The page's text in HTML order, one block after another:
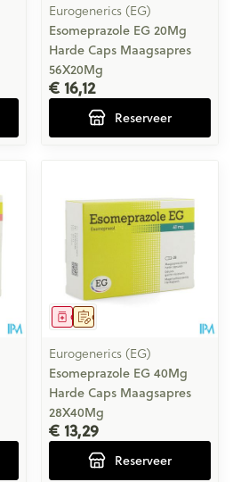
Eurogenerics (EG)
Esomeprazole EG 20Mg
Harde Caps Maagsapres
56X20Mg
€ 16,12
Reserveer
Op voorschrift
Geneesmiddel
Eurogenerics (EG)
Esomeprazole EG 40Mg
Harde Caps Maagsapres
28X40Mg
€ 13,29
Reserveer